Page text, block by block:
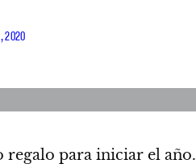
2020
regalo para iniciar el año.